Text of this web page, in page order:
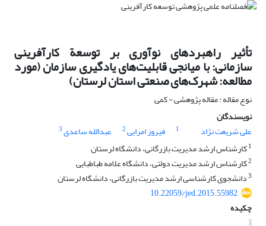
تأثیر راهبردهای نوآوری بر توسعة کارآفرینی
سازمانی: با میانجی قابلیت‌های یادگیری سازمان (مورد
مطالعه: شهرک‌های صنعتی استان لرستان)
نوع مقاله : مقاله پژوهشی - کمی
نویسندگان
علی شریعت نژاد
1 فیروز امرایی2 عبدالله ساعدی3
1کارشناس ارشد مدیریت بازرگانی، دانشگاه لرستان
2کارشناس ارشد مدیریت دولتی، دانشگاه علامه طباطبایی
3دانشجوی کارشناسی ارشد مدیریت بازرگانی، دانشگاه لرستان
10.22059/jed.2015.55982
چکیده